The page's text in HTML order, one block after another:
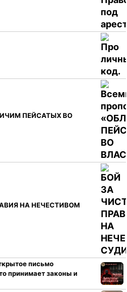
ПЕЙСАТЫХ ВО
НА НЕЧЕСТИВОМ
письмо
принимает законы и